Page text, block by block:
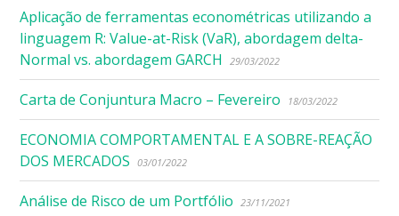
Aplicação de ferramentas econométricas utilizando a
linguagem R: Value-at-Risk (VaR), abordagem delta-
Normal vs. abordagem GARCH
29/03/2022
Carta de Conjuntura Macro – Fevereiro 18/03/2022
ECONOMIA COMPORTAMENTAL E A SOBRE-REAÇÃO
DOS MERCADOS
03/01/2022
Análise de Risco de um Portfólio 23/11/2021